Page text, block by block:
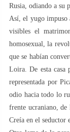
Rusia, odiando a su
Así, el yugo impuso
visibles el
homosexual, la
que se habían
Loira. De esta casa
representada por
odio hacia todo lo
frente ucraniano, de
Creía en el seductor